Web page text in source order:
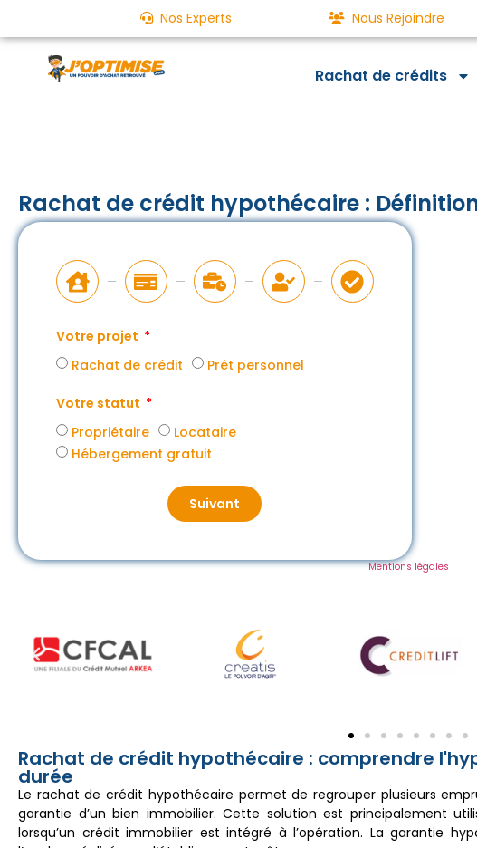
Nos Experts Nous Rejoindre
Rachat de crédits
Rachat de crédit hypothécaire :
Votre projet
Rachat de crédit
Prêt personnel
Votre statut
Propriétaire
Locataire
Hébergement gratuit
Suivant
Mentions légales
Rachat de crédit hypothécaire : comprendre
durée
Le rachat de crédit hypothécaire permet de regrouper plusieurs
garantie d’un bien immobilier. Cette solution est principalement
lorsqu’un crédit immobilier est intégré à l’opération. La garantie